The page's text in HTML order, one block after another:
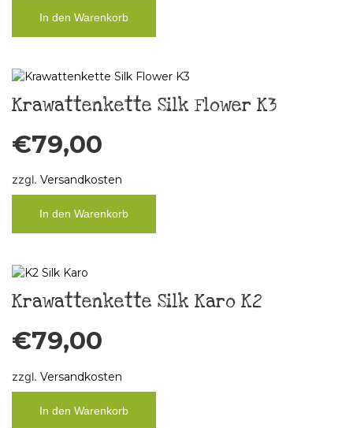
In den Warenkorb
Krawattenkette Silk Flower K3
€79,00
zzgl. Versandkosten
In den Warenkorb
Krawattenkette Silk Karo K2
€79,00
zzgl. Versandkosten
In den Warenkorb